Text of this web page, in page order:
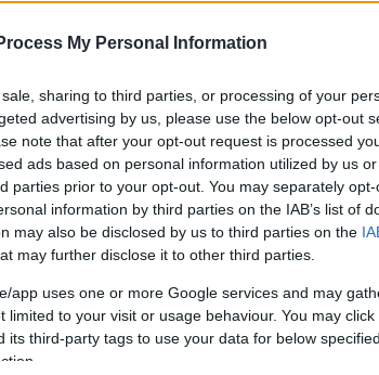
My Personal Information
sharing to third parties, or processing of your
advertising by us, please use the below opt-out
note that after your opt-out request is processed
ads based on personal information utilized by us
parties prior to your opt-out. You may separately
information by third parties on the IAB’s list of
may also be disclosed by us to third parties on the
may further disclose it to other third parties.
app uses one or more Google services and may
limited to your visit or usage behaviour. You may
its third-party tags to use your data for below
Nemzetközi Dixieland
2018.04.30
koncerteké a főszerep a
koncertek dominálnak a péntektől
tartó 32. salgótarjáni Nemzetközi Dixieland